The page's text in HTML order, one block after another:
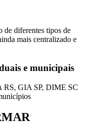
de diferentes tipos de
mais centralizado e
e municipais
RS, GIA SP, DIME SC